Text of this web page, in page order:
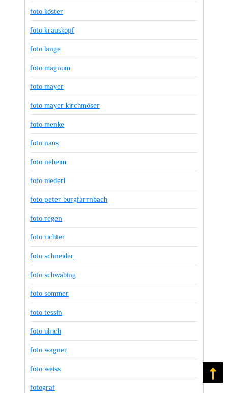
foto köster
foto krauskopf
foto lange
foto magnum
foto mayer
foto mayer kirchmöser
foto menke
foto naus
foto neheim
foto niederl
foto peter burgfarrnbach
foto regen
foto richter
foto schneider
foto schwabing
foto sommer
foto tessin
foto ulrich
foto wagner
foto weiss
fotograf